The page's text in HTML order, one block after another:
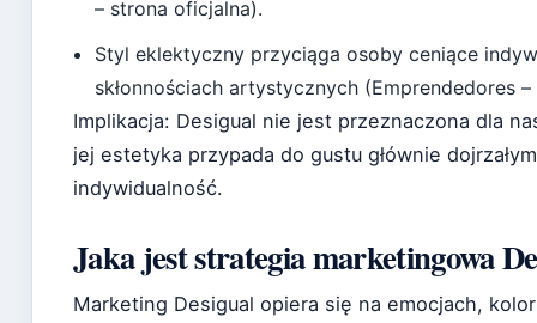
– strona oficjalna).
Styl eklektyczny przyciąga osoby ceniące
skłonnościach artystycznych (Emprendedores
Implikacja: Desigual nie jest przeznaczona dla
jej estetyka przypada do gustu głównie
indywidualność.
Jaka jest strategia marketingowa
Marketing Desigual opiera się na emocjach,